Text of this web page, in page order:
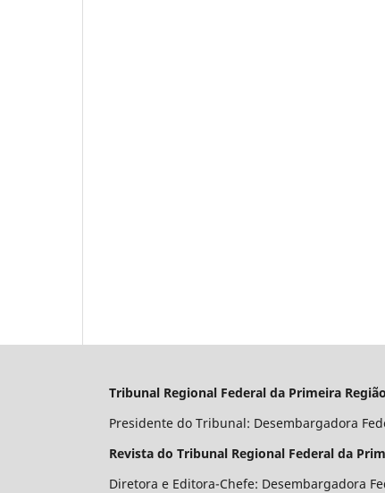
Tribunal Regional Federal da Primeira Região
Presidente do Tribunal: Desembargadora
Revista do Tribunal Regional Federal da
Diretora e Editora-Chefe: Desembargadora